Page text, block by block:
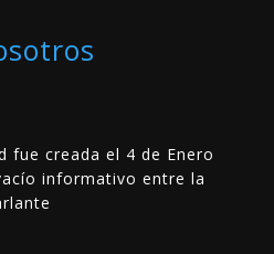
fue creada el 4 de Enero
informativo entre la